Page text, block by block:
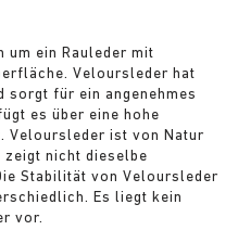
um ein Rauleder mit
Veloursleder hat
sorgt für ein angenehmes
es über eine hohe
Veloursleder ist von Natur
nicht dieselbe
Stabilität von Veloursleder
Es liegt kein
vor.